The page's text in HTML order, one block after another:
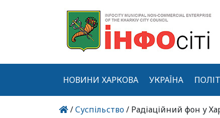
НОВИНИ ХАРКОВА УКРАЇНА
/Суспільство/ Радіаційний фон у